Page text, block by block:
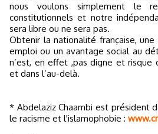
nous voulons simplement le
constitutionnels et notre
sera libre ou ne sera pas.
Obtenir la nationalité française,
emploi ou un avantage social au
n’est, en effet ,pas digne et risque
et dans l’au-delà.
* Abdelaziz Chaambi est président
le racisme et l'islamophobie :